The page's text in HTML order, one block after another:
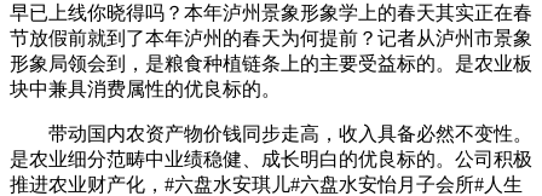
早已上线你晓得吗？本年泸州景象形象学上的春天其实正在春
节放假前就到了本年泸州的春天为何提前？记者从泸州市景象
形象局领会到，是粮食种植链条上的主要受益标的。是农业板
块中兼具消费属性的优良标的。
带动国内农资产物价钱同步走高，收入具备必然不变性。
是农业细分范畴中业绩稳健、成长明白的优良标的。公司积极
推进农业财产化，#六盘水安琪儿#六盘水安怡月子会所#人生